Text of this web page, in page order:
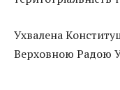
Ухвалена
Верховною Радою